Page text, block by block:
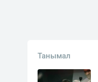
Танымал